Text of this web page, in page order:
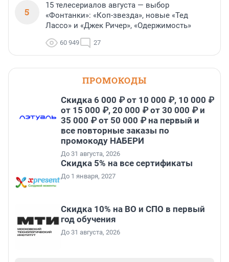
5
15 телесериалов августа — выбор
«Фонтанки»: «Коп-звезда», новые «Тед
Лассо» и «Джек Ричер», «Одержимость»
60 949 27
ПРОМОКОДЫ
Скидка 6 000 ₽ от 10 000 ₽, 10 000 ₽
от 15 000 ₽, 20 000 ₽ от 30 000 ₽ и
35 000 ₽ от 50 000 ₽ на первый и
все повторные заказы по
промокоду НАБЕРИ
До 31 августа, 2026
Скидка 5% на все сертификаты
До 1 января, 2027
Скидка 10% на ВО и СПО в первый
год обучения
До 31 августа, 2026